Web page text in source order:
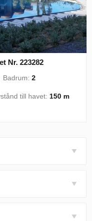
Nr. 223282
Badrum:2
till havet: 150 m